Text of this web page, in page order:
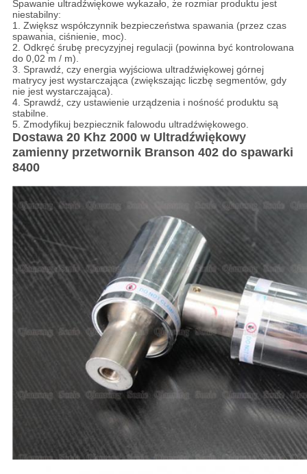
Spawanie ultradźwiękowe wykazało, że rozmiar produktu jest
niestabilny:
1. Zwiększ współczynnik bezpieczeństwa spawania (przez czas
spawania, ciśnienie, moc).
2. Odkręć śrubę precyzyjnej regulacji (powinna być kontrolowana
do 0,02 m / m).
3. Sprawdź, czy energia wyjściowa ultradźwiękowej górnej
matrycy jest wystarczająca (zwiększając liczbę segmentów, gdy
nie jest wystarczająca).
4. Sprawdź, czy ustawienie urządzenia i nośność produktu są
stabilne.
5. Zmodyfikuj bezpiecznik falowodu ultradźwiękowego.
Dostawa 20 Khz 2000 w Ultradźwiękowy
zamienny przetwornik Branson 402 do spawarki
8400